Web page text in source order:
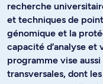
recherche
et techniques de
génomique et la
capacité d’analyse
programme vise
transversales, dont